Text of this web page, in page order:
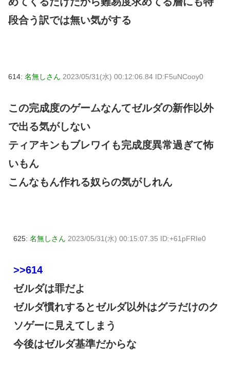
段合う訳では無い気がする
614: 名無しさん 2023/05/31(水) 00:12:06.84 ID:F5uNCooy0
この完成度のゲームなんてゼルダの新作以外
で出る気がしない
ティアキンもブレワイも完成度異常過ぎて怖
いもん
こんなもん作れる奴らの気がしれん
625: 名無しさん 2023/05/31(水) 00:15:07.35 ID:+61pFRIe0
>>614
ゼルダは罪だよ
ゼルダ慣れするとゼルダ以外はグラだけのク
ソゲーに見えてしまう
今後はゼルダ基準だからな